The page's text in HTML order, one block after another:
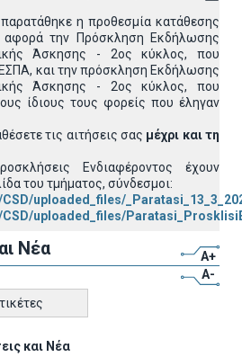
η προθεσμία κατάθεσης
την Πρόσκληση Εκδήλωσης
Άσκησης - 2ος κύκλος, που
και την πρόσκληση Εκδήλωσης
Άσκησης - 2ος κύκλος, που
ίδιους τους φορείς που έληγαν
τις αιτήσεις σας μέχρι και τη
Ενδιαφέροντος έχουν
του τμήματος, σύνδεσμοι:
uploaded_files/
uploaded_files/
Νέα
A+
A-
και Νέα